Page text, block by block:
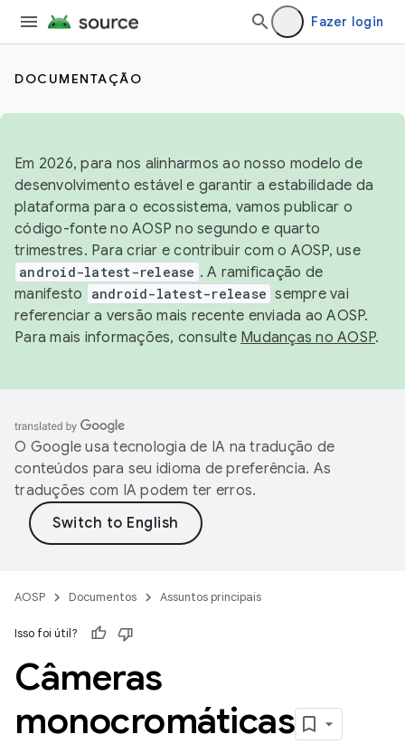
Fazer login
DOCUMENTAÇÃO
Em 2026, para nos alinharmos ao nosso modelo de
desenvolvimento estável e garantir a estabilidade da
plataforma para o ecossistema, vamos publicar o
código-fonte no AOSP no segundo e quarto
trimestres. Para criar e contribuir com o AOSP, use
android-latest-release . A ramificação de
manifesto
android-latest-release sempre vai
referenciar a versão mais recente enviada ao AOSP.
Para mais informações, consulte Mudanças no AOSP.
O Google usa tecnologia de IA na tradução de
conteúdos para seu idioma de preferência. As
traduções com IA podem ter erros.
AOSP Documentos Assuntos principais
Isso foi útil?
Câmeras
monocromáticas